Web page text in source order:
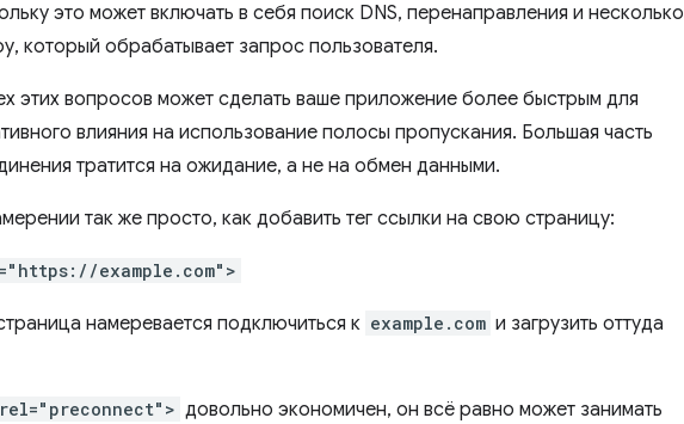
это может включать в себя поиск DNS, перенаправления и несколько
который обрабатывает запрос пользователя.
этих вопросов может сделать ваше приложение более быстрым для
влияния на использование полосы пропускания. Большая часть
тратится на ожидание, а не на обмен данными.
так же просто, как добавить тег ссылки на свою страницу:
example.com">
намеревается подключиться к example.com и загрузить оттуда
довольно экономичен, он всё равно может занимать